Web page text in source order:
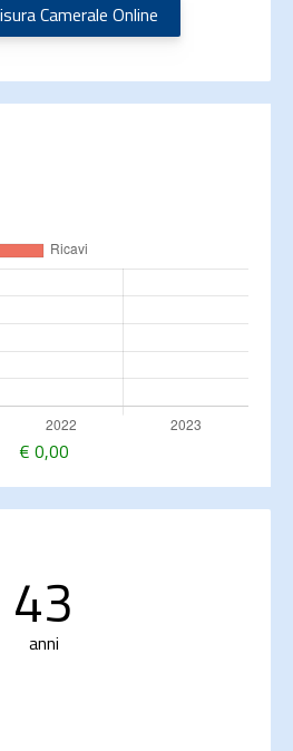
Camerale Online
€ 0,00
43
anni